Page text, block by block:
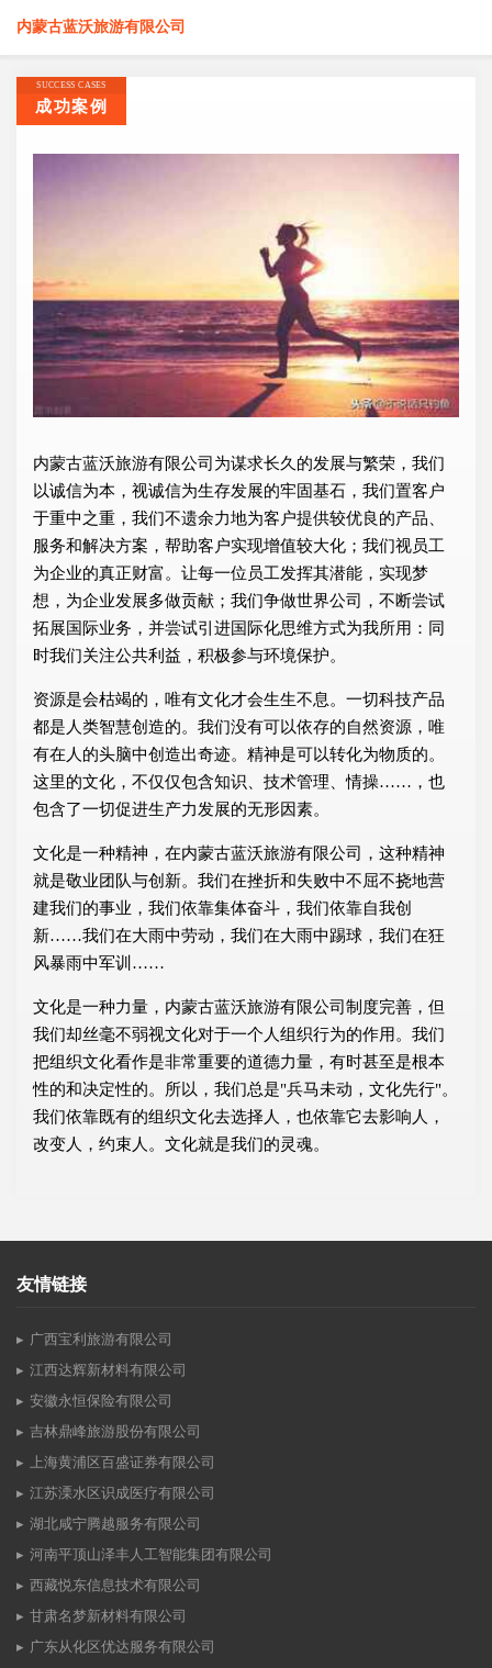
内蒙古蓝沃旅游有限公司
SUCCESS CASES
成功案例
内蒙古蓝沃旅游有限公司为谋求长久的发展与繁荣，我们
以诚信为本，视诚信为生存发展的牢固基石，我们置客户
于重中之重，我们不遗余力地为客户提供较优良的产品、
服务和解决方案，帮助客户实现增值较大化；我们视员工
为企业的真正财富。让每一位员工发挥其潜能，实现梦
想，为企业发展多做贡献；我们争做世界公司，不断尝试
拓展国际业务，并尝试引进国际化思维方式为我所用：同
时我们关注公共利益，积极参与环境保护。
资源是会枯竭的，唯有文化才会生生不息。一切科技产品
都是人类智慧创造的。我们没有可以依存的自然资源，唯
有在人的头脑中创造出奇迹。精神是可以转化为物质的。
这里的文化，不仅仅包含知识、技术管理、情操……，也
包含了一切促进生产力发展的无形因素。
文化是一种精神，在内蒙古蓝沃旅游有限公司，这种精神
就是敬业团队与创新。我们在挫折和失败中不屈不挠地营
建我们的事业，我们依靠集体奋斗，我们依靠自我创
新……我们在大雨中劳动，我们在大雨中踢球，我们在狂
风暴雨中军训……
文化是一种力量，内蒙古蓝沃旅游有限公司制度完善，但
我们却丝毫不弱视文化对于一个人组织行为的作用。我们
把组织文化看作是非常重要的道德力量，有时甚至是根本
性的和决定性的。所以，我们总是"兵马未动，文化先行"。
我们依靠既有的组织文化去选择人，也依靠它去影响人，
改变人，约束人。文化就是我们的灵魂。
友情链接
广西宝利旅游有限公司
江西达辉新材料有限公司
安徽永恒保险有限公司
吉林鼎峰旅游股份有限公司
上海黄浦区百盛证券有限公司
江苏溧水区识成医疗有限公司
湖北咸宁腾越服务有限公司
河南平顶山泽丰人工智能集团有限公司
西藏悦东信息技术有限公司
甘肃名梦新材料有限公司
广东从化区优达服务有限公司